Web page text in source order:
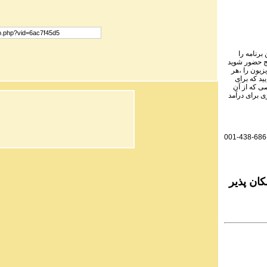
را
حضور شوید
را ،هر
که برای
که از آن
برای درآمد
001-438-
پذیر